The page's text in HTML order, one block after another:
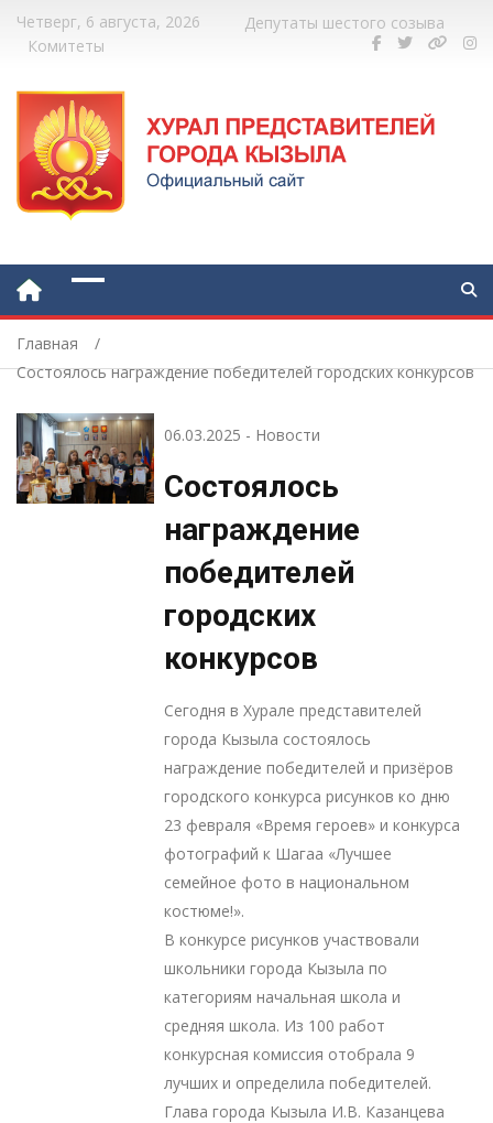
Четверг, 6 августа, 2026
Депутаты шестого созыва
Комитеты
Главная
Состоялось награждение победителей городских конкурсов
06.03.2025 - Новости
Состоялось
награждение
победителей
городских
конкурсов
Сегодня в Хурале представителей
города Кызыла состоялось
награждение победителей и призёров
городского конкурса рисунков ко дню
23 февраля «Время героев» и конкурса
фотографий к Шагаа «Лучшее
семейное фото в национальном
костюме!».
В конкурсе рисунков участвовали
школьники города Кызыла по
категориям начальная школа и
средняя школа. Из 100 работ
конкурсная комиссия отобрала 9
лучших и определила победителей.
Глава города Кызыла И.В. Казанцева